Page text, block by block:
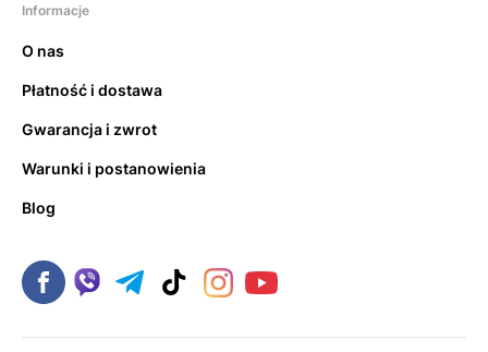
Informacje
O nas
Płatność i dostawa
Gwarancja i zwrot
Warunki i postanowienia
Blog